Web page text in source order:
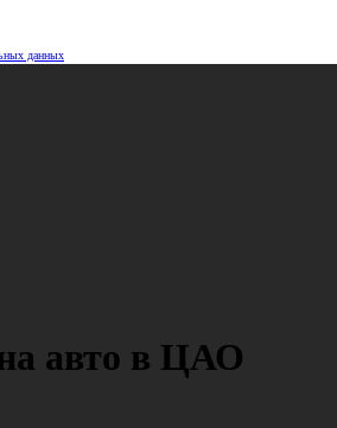
данных
авто в ЦАО